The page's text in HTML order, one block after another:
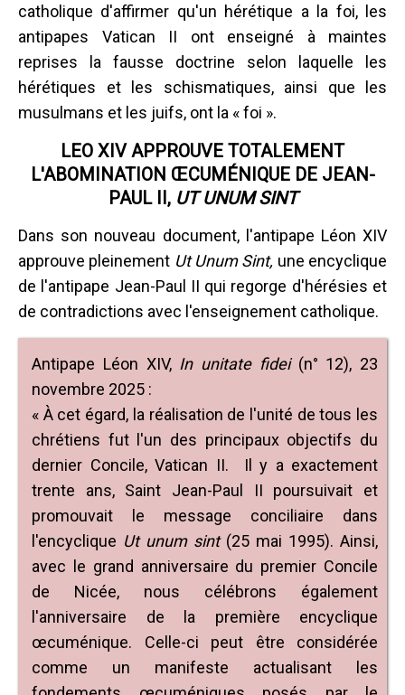
catholique d'affirmer qu'un hérétique a la foi, les
antipapes Vatican II ont enseigné à maintes
reprises la fausse doctrine selon laquelle les
hérétiques et les schismatiques, ainsi que les
musulmans et les juifs, ont la « foi ».
LEO XIV APPROUVE TOTALEMENT
L'ABOMINATION ŒCUMÉNIQUE DE JEAN-
PAUL II, UT UNUM SINT
Dans son nouveau document, l'antipape Léon XIV
approuve pleinement Ut Unum Sint, une encyclique
de l'antipape Jean-Paul II qui regorge d'hérésies et
de contradictions avec l'enseignement catholique.
Antipape Léon XIV, In unitate fidei(n° 12), 23
novembre 2025 :
« À cet égard, la réalisation de l'unité de tous les
chrétiens fut l'un des principaux objectifs du
dernier Concile, Vatican II. Il y a exactement
trente ans, Saint Jean-Paul II poursuivait et
promouvait le message conciliaire dans
l'encyclique Ut unum sint (25 mai 1995). Ainsi,
avec le grand anniversaire du premier Concile
de Nicée, nous célébrons également
l'anniversaire de la première encyclique
œcuménique. Celle-ci peut être considérée
comme un manifeste actualisant les